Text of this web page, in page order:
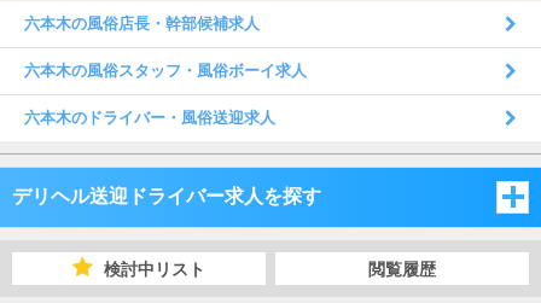
六本木の風俗店長・幹部候補求人
六本木の風俗スタッフ・風俗ボーイ求人
六本木のドライバー・風俗送迎求人
デリヘル送迎ドライバー求人を探す
東京都
検討中リスト 閲覧履歴